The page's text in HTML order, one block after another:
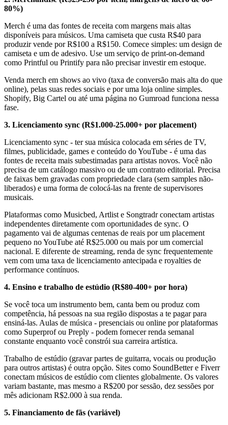
80%)
Merch é uma das fontes de receita com margens mais altas
disponíveis para músicos. Uma camiseta que custa R$40 para
produzir vende por R$100 a R$150. Comece simples: um design de
camiseta e um de adesivo. Use um serviço de print-on-demand
como Printful ou Printify para não precisar investir em estoque.
Venda merch em shows ao vivo (taxa de conversão mais alta do que
online), pelas suas redes sociais e por uma loja online simples.
Shopify, Big Cartel ou até uma página no Gumroad funciona nessa
fase.
3. Licenciamento sync (R$1.000-25.000+ por placement)
Licenciamento sync - ter sua música colocada em séries de TV,
filmes, publicidade, games e conteúdo do YouTube - é uma das
fontes de receita mais subestimadas para artistas novos. Você não
precisa de um catálogo massivo ou de um contrato editorial. Precisa
de faixas bem gravadas com propriedade clara (sem samples não-
liberados) e uma forma de colocá-las na frente de supervisores
musicais.
Plataformas como Musicbed, Artlist e Songtradr conectam artistas
independentes diretamente com oportunidades de sync. O
pagamento vai de algumas centenas de reais por um placement
pequeno no YouTube até R$25.000 ou mais por um comercial
nacional. E diferente de streaming, renda de sync frequentemente
vem com uma taxa de licenciamento antecipada e royalties de
performance contínuos.
4. Ensino e trabalho de estúdio (R$80-400+ por hora)
Se você toca um instrumento bem, canta bem ou produz com
competência, há pessoas na sua região dispostas a te pagar para
ensiná-las. Aulas de música - presenciais ou online por plataformas
como Superprof ou Preply - podem fornecer renda semanal
constante enquanto você constrói sua carreira artística.
Trabalho de estúdio (gravar partes de guitarra, vocais ou produção
para outros artistas) é outra opção. Sites como SoundBetter e Fiverr
conectam músicos de estúdio com clientes globalmente. Os valores
variam bastante, mas mesmo a R$200 por sessão, dez sessões por
mês adicionam R$2.000 à sua renda.
5. Financiamento de fãs (variável)